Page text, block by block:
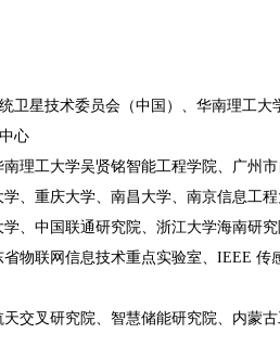
卫星技术委员会（中国）、华南理工
心
理工大学吴贤铭智能工程学院、广州
、重庆大学、南昌大学、南京信息工
、中国联通研究院、浙江大学海南研
物联网信息技术重点实验室、IEEE
交叉研究院、智慧储能研究院、内蒙